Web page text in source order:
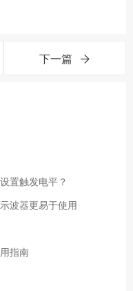
下一篇
置触发电平？
波器更易于使用
指南